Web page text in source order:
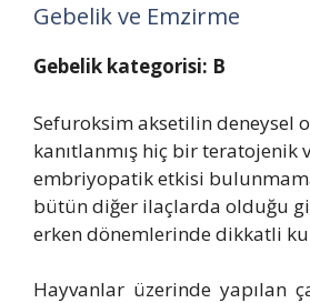
Gebelik ve Emzirme
Gebelik kategorisi: B
Sefuroksim aksetilin deneysel
kanıtlanmış hiç bir teratojenik
embriyopatik etkisi
bütün diğer ilaçlarda olduğu
erken dönemlerinde dikkatli
Hayvanlar üzerinde yapılan